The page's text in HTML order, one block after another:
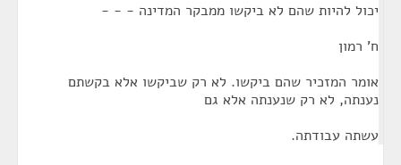
יכול להיות שהם לא ביקשו ממבקר המדינה - - -
ח' רמון
אומר המזכיר שהם ביקשו. לא רק שביקשו אלא בקשתם
נענתה, לא רק שנענתה אלא גם
עשתה עבודתה.